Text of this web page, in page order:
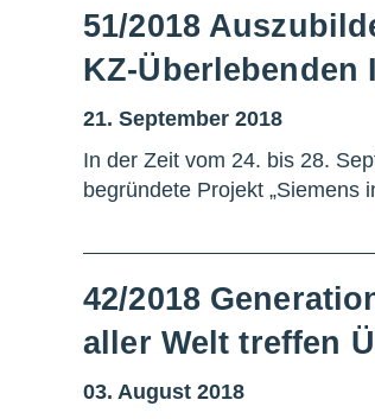
51/2018
KZ-Überlebenden
21. September 2018
In der Zeit vom 24. bis 28.
begründete Projekt „Siemens
42/2018
aller Welt treffen
03. August 2018